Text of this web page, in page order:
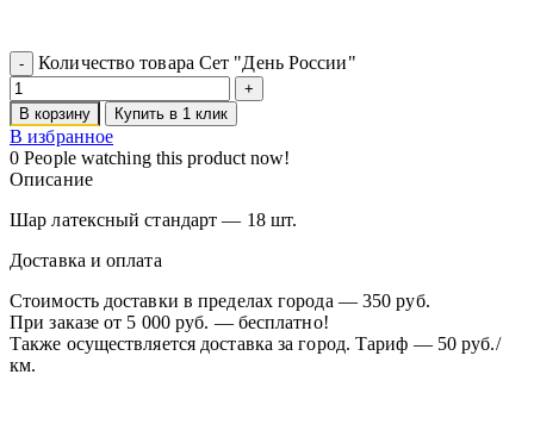
Количество товара Сет "День России"
В корзину Купить в 1 клик
В избранное
0 People watching this product now!
Описание
Шар латексный стандарт — 18 шт.
Доставка и оплата
Стоимость доставки в пределах города — 350 руб.
При заказе от 5 000 руб. — бесплатно!
Также осуществляется доставка за город. Тариф — 50 руб./
км.